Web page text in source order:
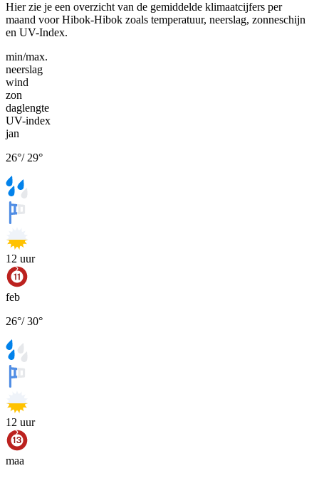
Hier zie je een overzicht van de gemiddelde klimaatcijfers per
maand voor Hibok-Hibok zoals temperatuur, neerslag, zonneschijn
en UV-Index.
min/max.
neerslag
wind
zon
daglengte
UV-index
jan
26°/ 29°
12 uur
feb
26°/30°
12 uur
maa